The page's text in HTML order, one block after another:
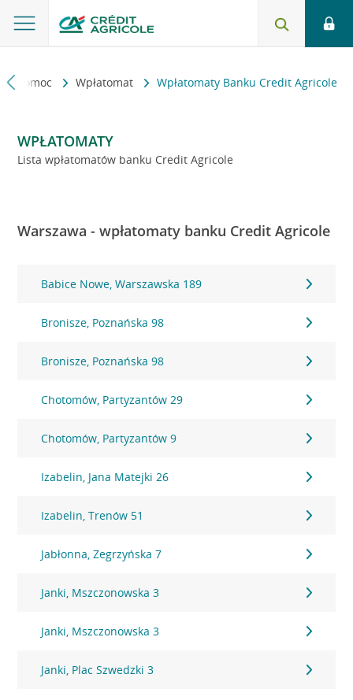
i pomoc Wpłatomat Wpłatomaty Banku Credit Agricole
WPŁATOMATY
Lista wpłatomatów banku Credit Agricole
Warszawa - wpłatomaty banku Credit Agricole
Babice Nowe, Warszawska 189
Bronisze, Poznańska 98
Bronisze, Poznańska 98
Chotomów, Partyzantów 29
Chotomów, Partyzantów 9
Izabelin, Jana Matejki 26
Izabelin, Trenów 51
Jabłonna, Zegrzyńska 7
Janki, Mszczonowska 3
Janki, Mszczonowska 3
Janki, Plac Szwedzki 3